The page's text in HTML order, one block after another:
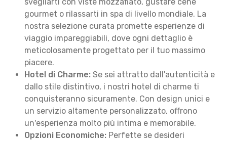
gourmet o rilassarti in spa di livello mondiale. La
nostra selezione curata promette esperienze di
viaggio impareggiabili, dove ogni dettaglio è
meticolosamente progettato per il tuo massimo
piacere.
Hotel di Charme: Se sei attratto dall'autenticità e
dallo stile distintivo, i nostri hotel di charme ti
conquisteranno sicuramente. Con design unici e
un servizio altamente personalizzato, offrono
un'esperienza molto più intima e memorabile.
Opzioni Economiche: Perfette se desideri